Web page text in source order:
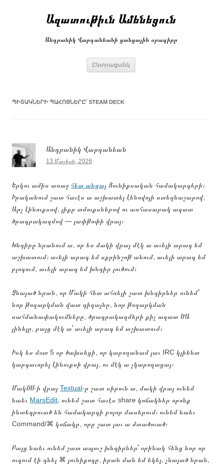
Ազատութիւն Ամենեցուն
Անդրանիկ Վարդանեանի ցանցային օրագիրը
Ընտրացանկ
ՊԻՏԱԿՆԵՐԻ ՊԱՀՈՑՆԵՐԸ՝ STEAM DECK
Անդրանիկ Վարդանեան
13 Մայիսի, 2026
Երկու ամիս առաջ հետ անցայ Յունիքսական համակարգերի։
Իրականում շատ հաւէս ա աշխատել Լենովոյի ստեղնաշարով,
Արչ Լինուքսով, լիքը տմուքսներով ու առհասարակ ազատ
ծրագրակազմով — լափթոփի վրայ։
Խնդիրը նրանում ա, որ ես մակի վրայ մէկ ա աւելի արագ եմ
աշխատում։ աւելի արագ եմ սքրինշոթ անում, աւելի արագ եմ
բլոգում, աւելի արագ եմ խնդիր լուծում։
Չնայած նրան, որ Մակի հետ ահռելի շատ խնդիրներ ունեմ՝
նոր թողարկման վատ դիզայնը, նոր թողարկման
սահմանափակումները, ծրագրակազմերի քիչ ազատ ԾԱ
լինելը, բայց մէկ ա՝ աւելի արագ եմ աշխատում։
Իսկ ես մօտ 5 օր ծախսեցի, որ կարողանամ լաւ IRC կլիենտ
կարգաւորել Լինուքսի վրայ, ու մէկ ա չկարողացայ։
ՄակՕՍ֊ի վրայ Textual֊ը շատ սիրուն ա, մակի վրայ ունեմ
նաեւ MarsEdit , ունեմ շատ հաւէս share կոճակներ որոնք
ինտեգրուած են համակարգի բոլոր մասերում։ ունեմ նաեւ
Command/⌘ կոճակը, որը շատ լաւ ա մտածուած։
Բայց նաեւ ունեմ շատ ապուշ խնդիրներ՝ օրինակ հենց նոր որ
ուզում էի դնել ⌘ յունիքոդը, իրան ման եմ եկել, չնայած նրան,